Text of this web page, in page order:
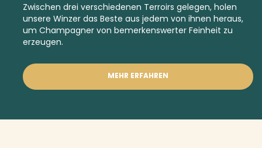
Zwischen drei verschiedenen Terroirs gelegen, holen
unsere Winzer das Beste aus jedem von ihnen heraus,
um Champagner von bemerkenswerter Feinheit zu
erzeugen.
MEHR ERFAHREN